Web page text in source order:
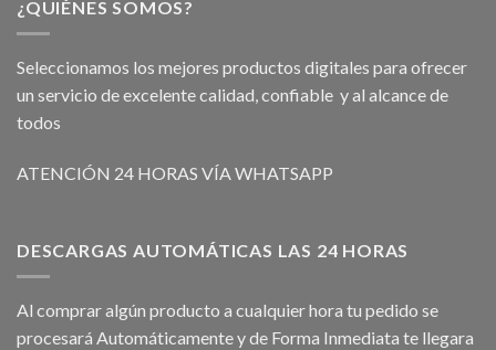
¿QUIÉNES SOMOS?
Seleccionamos los mejores productos digitales para ofrecer
un servicio de excelente calidad, confiable y al alcance de
todos
ATENCIÓN 24 HORAS VÍA WHATSAPP
DESCARGAS AUTOMÁTICAS LAS 24 HORAS
Al comprar algún producto a cualquier hora tu pedido se
procesará Automáticamente y de Forma Inmediata te llegara